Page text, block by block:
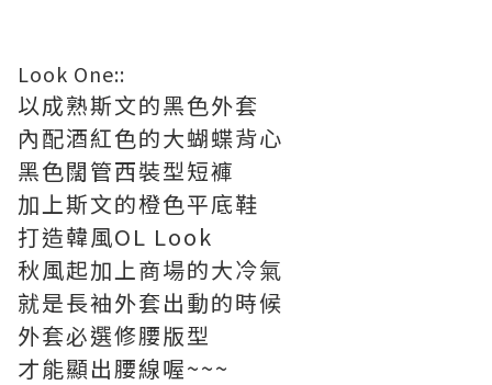
Look One::
以成熟斯文的黑色外套
內配酒紅色的大蝴蝶背心
黑色闊管西裝型短褲
加上斯文的橙色平底鞋
打造韓風OL Look
秋風起加上商場的大冷氣
就是長袖外套出動的時候
外套必選修腰版型
才能顯出腰線喔~~~